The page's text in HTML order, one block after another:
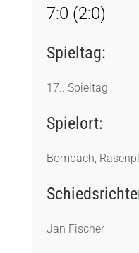
7:0 (2:0)
Spieltag:
17.. Spieltag
Spielort:
Bombach,
Jan Fischer